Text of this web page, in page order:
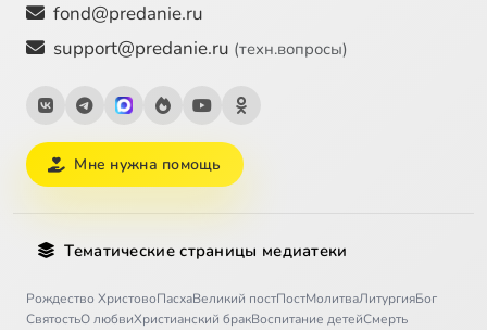
fond@predanie.ru
support@predanie.ru (техн.вопросы)
Мне нужна помощь
Тематические страницы медиатеки
Рождество ХристовоПасхаВеликий постПостМолитваЛитургияБог
СвятостьО любвиХристианский бракВоспитание детейСмерть